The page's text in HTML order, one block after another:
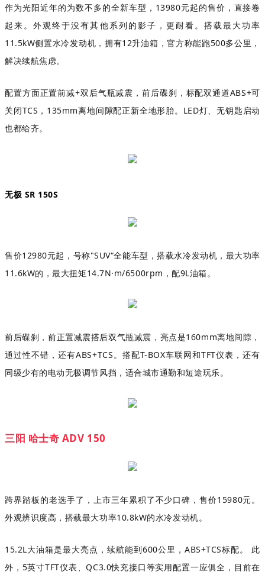
作为光阳近年的为数不多的全新车型，13980元起的售价，直接卷
起来。外观终于没有其他系列的影子，更耐看。搭载最大功率
11.5kW侧置水冷发动机，拥有12升油箱，官方称能跑500多公里，
解决续航焦虑。
配置方面正置前减+双后气瓶减震，前后碟刹，标配双通道ABS+可
关闭TCS，135mm离地间隙配正新全地形胎。LED灯、无钥匙启动
也都给齐。
无极 SR 150S
售价12980元起，号称"SUV“全能车型，搭载水冷发动机，最大功率
11.6kW的，最大扭矩14.7N·m/6500rpm，配9L油箱。
前后碟刹，前正置减震搭后双气瓶减震，亮点是160mm离地间隙，
通过性不错，还有ABS+TCS。搭配T-BOX车联网和TFT仪表，还有
同级少有的电动无极调节风挡，适合城市通勤和短途玩乐。
三阳 哈士奇 ADV 150
跨界踏板的老选手了，上市三年累积了不少口碑，售价15980元。
外观辨识度高，搭载最大功率10.8kW的水冷发动机。
15.2L大油箱是最大亮点，续航能到600公里，ABS+TCS标配。 此
外，5英寸TFT仪表、QC3.0快充接口等实用配置一应俱全，目前在